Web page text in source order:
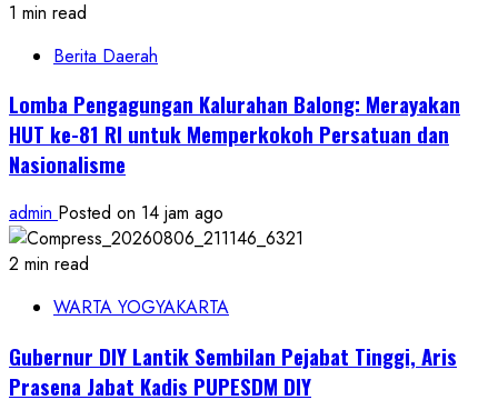
1 min read
Berita Daerah
Lomba Pengagungan Kalurahan Balong: Merayakan
HUT ke-81 RI untuk Memperkokoh Persatuan dan
Nasionalisme
admin Posted on 14 jam ago
2 min read
WARTA YOGYAKARTA
Gubernur DIY Lantik Sembilan Pejabat Tinggi, Aris
Prasena Jabat Kadis PUPESDM DIY